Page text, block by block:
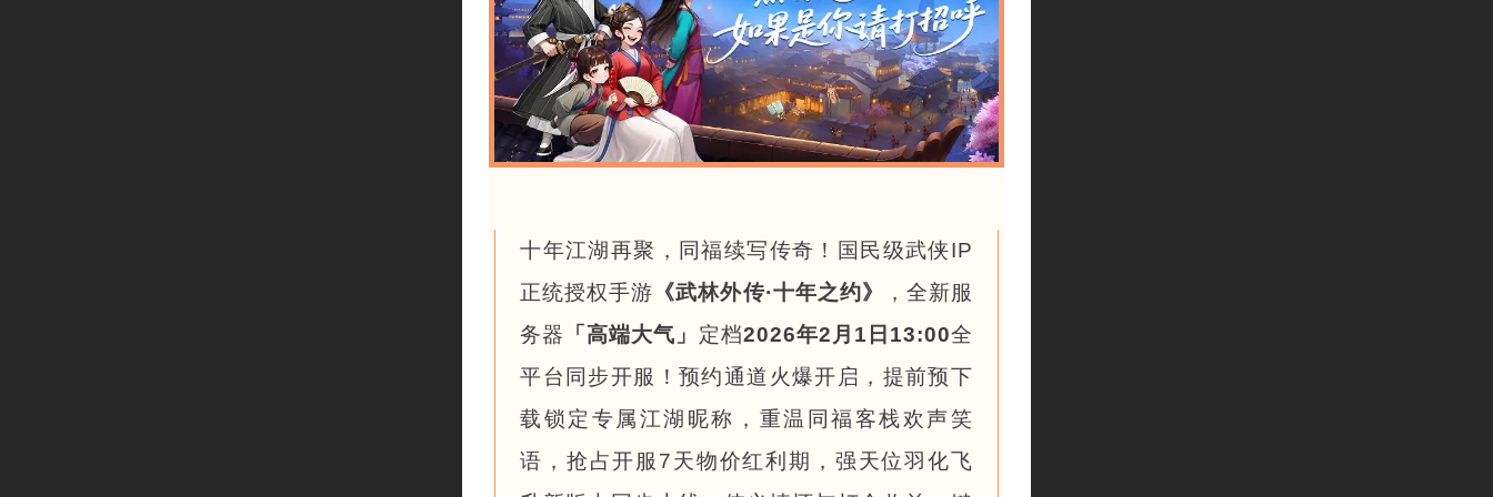
十年江湖再聚，同福续写传奇！国民级武侠IP
正统授权手游 《武林外传·十年之约》
，全新服
务器
「高端大气」 定档2026年2月1日13:00全
平台同步开服！预约通道火爆开启，提前预下
载锁定专属江湖昵称，重温同福客栈欢声笑
语，抢占开服7天物价红利期，强天位羽化飞